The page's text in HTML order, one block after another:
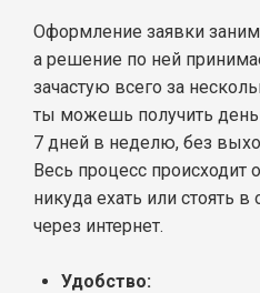
Оформление заявки
а решение по ней
зачастую всего за
ты можешь получить
7 дней в неделю, без
Весь процесс происходит
никуда ехать или стоять
через интернет.
Удобство: